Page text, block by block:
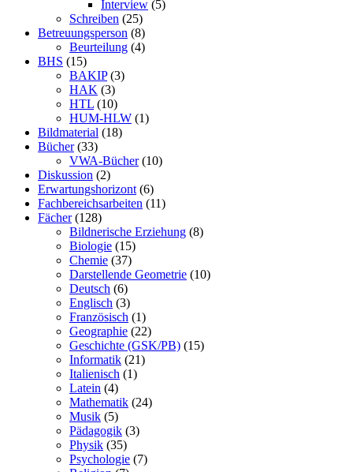
Interview (5)
Schreiben (25)
Betreuungsperson (8)
Beurteilung (4)
BHS (15)
BAKIP(3)
HAK (3)
HTL (10)
HUM-HLW (1)
Bildmaterial (18)
Bücher(33)
VWA-Bücher(10)
Diskussion (2)
Erwartungshorizont (6)
Fachbereichsarbeiten (11)
Fächer(128)
Bildnerische Erziehung (8)
Biologie (15)
Chemie (37)
Darstellende Geometrie (10)
Deutsch (6)
Englisch (3)
Französisch (1)
Geographie (22)
Geschichte (GSK/PB) (15)
Informatik (21)
Italienisch (1)
Latein (4)
Mathematik (24)
Musik (5)
Pädagogik (3)
Physik (35)
Psychologie (7)